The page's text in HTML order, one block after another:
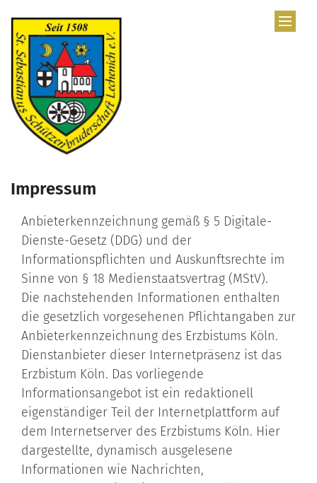
Impressum
Anbieterkennzeichnung gemäß § 5 Digitale-
Dienste-Gesetz (DDG) und der
Informationspflichten und Auskunftsrechte im
Sinne von § 18 Medienstaatsvertrag (MStV).
Die nachstehenden Informationen enthalten
die gesetzlich vorgesehenen Pflichtangaben zur
Anbieterkennzeichnung des Erzbistums Köln.
Dienstanbieter dieser Internetpräsenz ist das
Erzbistum Köln. Das vorliegende
Informationsangebot ist ein redaktionell
eigenständiger Teil der Internetplattform auf
dem Internetserver des Erzbistums Köln. Hier
dargestellte, dynamisch ausgelesene
Informationen wie Nachrichten,